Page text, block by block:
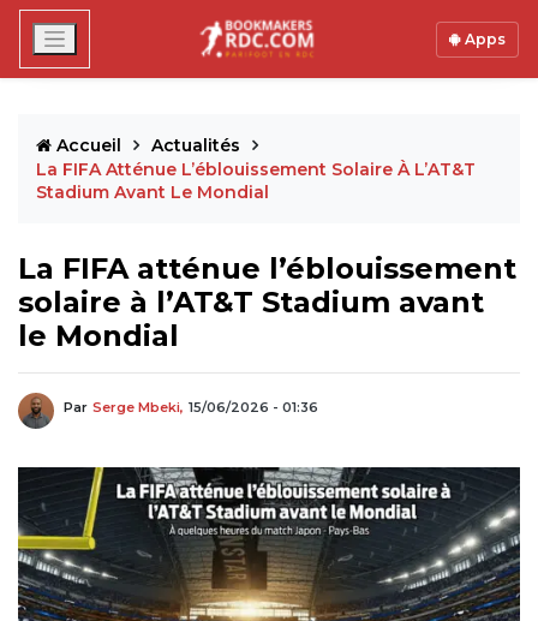
Apps
Accueil
Actualités
La FIFA Atténue L’éblouissement Solaire À L’AT&T
Stadium Avant Le Mondial
La FIFA atténue l’éblouissement
solaire à l’AT&T Stadium avant
le Mondial
Par Serge Mbeki, 15/06/2026 - 01:36